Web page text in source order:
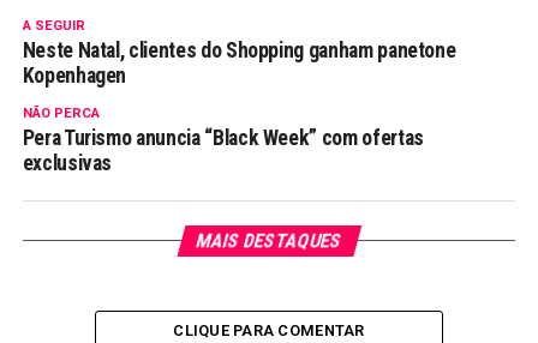
A SEGUIR
Neste Natal, clientes do Shopping ganham panetone
Kopenhagen
NÃO PERCA
Pera Turismo anuncia “Black Week” com ofertas
exclusivas
MAIS DESTAQUES
CLIQUE PARA COMENTAR